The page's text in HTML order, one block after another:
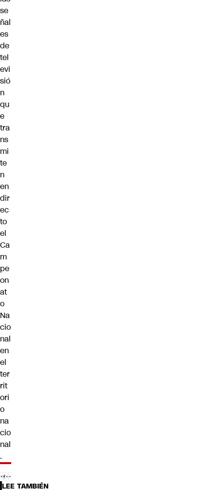
se
ñal
es
de
tel
evi
sió
n
qu
e
tra
ns
mi
te
n
en
dir
ec
to
el
Ca
m
pe
on
at
o
Na
cio
nal
en
el
ter
rit
ori
o
na
cio
nal
.
LEE TAMBIÉN